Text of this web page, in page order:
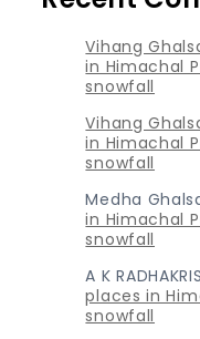
Vihang
in Himachal
snowfall
Vihang
in Himachal
snowfall
Medha
in Himachal
snowfall
A K
places in
snowfall